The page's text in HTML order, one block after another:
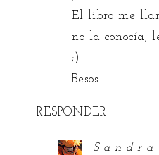
El libro me
no la conocía,
;)
Besos.
RESPONDER
S a n d r a